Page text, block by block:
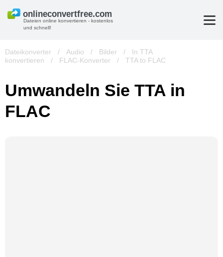
Dateien online konvertieren - kostenlos
und schnell!
Dateikonverter / Audio / Bilder /
In TTA
konvertieren
/ FLAC-Konverter / TTA to FLAC
Umwandeln Sie TTA in
FLAC